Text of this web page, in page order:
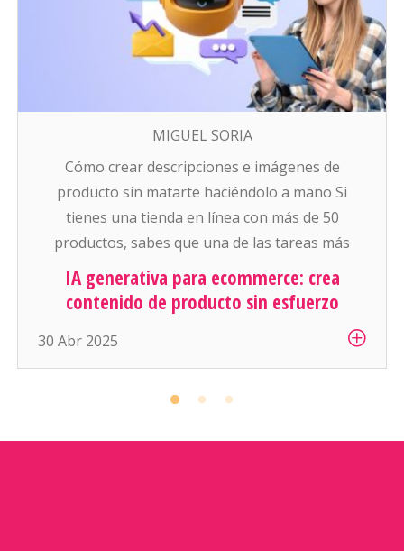
MIGUEL SORIA
Cómo crear descripciones e imágenes de
producto sin matarte haciéndolo a mano Si
tienes una tienda en línea con más de 50
productos, sabes que una de las tareas más
pesadas (y aburridas) es: escribir descripciones
atractivas y conseguir buenas fotos para cada
artículo. Y si manejas cientos o miles de
productos… es simplemente inhumano […]
IA generativa para ecommerce: crea
contenido de producto sin esfuerzo
30 Abr 2025